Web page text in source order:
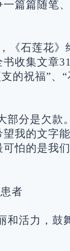
篇篇随笔
《石莲花》
收集文章
的祝福”、
部分是欠款
我的文字
怕的是我
患者
和活力，鼓